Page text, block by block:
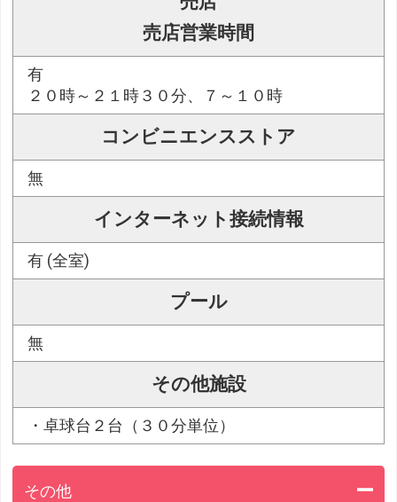
売店営業時間
有
２０時～２１時３０分、７～１０時
コンビニエンスストア
無
インターネット接続情報
有 (全室)
プール
無
その他施設
・卓球台２台（３０分単位）
その他